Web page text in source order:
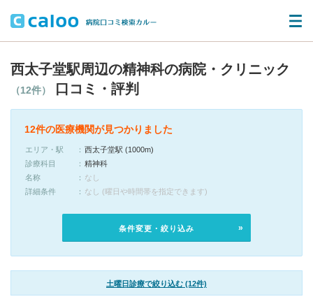
西太子堂駅周辺の精神科の病院・クリニック
（12件） 口コミ・評判
12件の医療機関が見つかりました
エリア・駅
西太子堂駅 (1000m)
診療科目
精神科
名称
なし
詳細条件
なし (曜日や時間帯を指定できます)
条件変更・絞り込み
土曜日診療で絞り込む (12件)